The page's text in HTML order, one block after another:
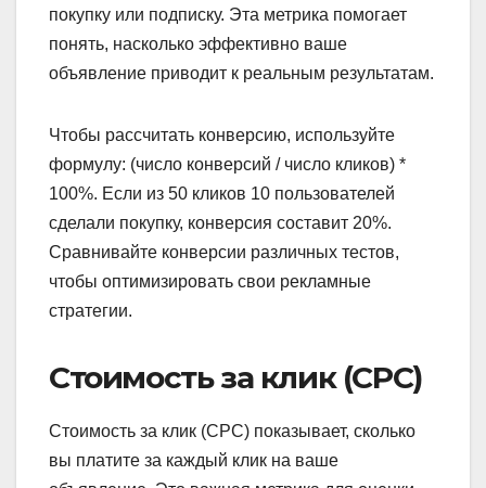
покупку или подписку. Эта метрика помогает
понять, насколько эффективно ваше
объявление приводит к реальным результатам.
Чтобы рассчитать конверсию, используйте
формулу: (число конверсий / число кликов) *
100%. Если из 50 кликов 10 пользователей
сделали покупку, конверсия составит 20%.
Сравнивайте конверсии различных тестов,
чтобы оптимизировать свои рекламные
стратегии.
Стоимость за клик (CPC)
Стоимость за клик (CPC) показывает, сколько
вы платите за каждый клик на ваше